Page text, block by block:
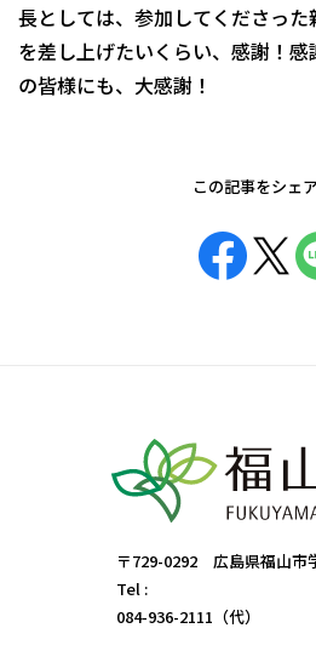
長としては、参加してくださっ
を差し上げたいくらい、感謝！
の皆様にも、大感謝！
この記事をシェ
〒729-0292 広島県福山市
Tel :
084-936-2111（代）